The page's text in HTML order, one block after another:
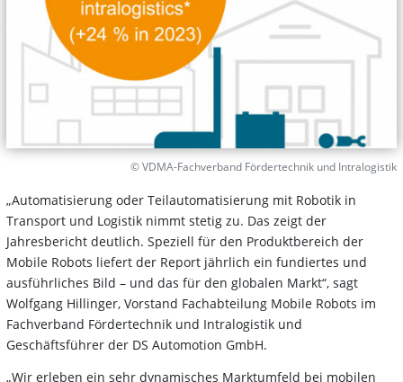
© VDMA-Fachverband Fördertechnik und Intralogistik
„Automatisierung oder Teilautomatisierung mit Robotik in
Transport und Logistik nimmt stetig zu. Das zeigt der
Jahresbericht deutlich. Speziell für den Produktbereich der
Mobile Robots liefert der Report jährlich ein fundiertes und
ausführliches Bild – und das für den globalen Markt“, sagt
Wolfgang Hillinger, Vorstand Fachabteilung Mobile Robots im
Fachverband Fördertechnik und Intralogistik und
Geschäftsführer der DS Automotion GmbH.
„Wir erleben ein sehr dynamisches Marktumfeld bei mobilen